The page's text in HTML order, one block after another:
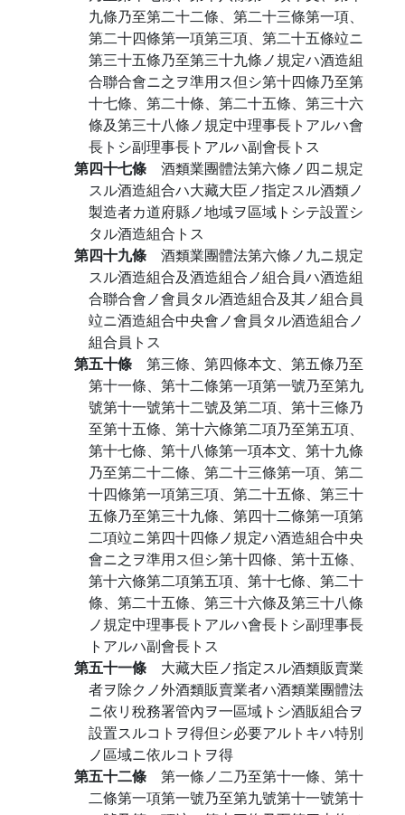
九條乃至第二十二條、第二十三條第一項、
第二十四條第一項第三項、第二十五條竝ニ
第三十五條乃至第三十九條ノ規定ハ酒造組
合聯合會ニ之ヲ準用ス但シ第十四條乃至第
十七條、第二十條、第二十五條、第三十六
條及第三十八條ノ規定中理事長トアルハ會
長トシ副理事長トアルハ副會長トス
第四十七條 酒類業團體法第六條ノ四ニ規定
スル酒造組合ハ大藏大臣ノ指定スル酒類ノ
製造者カ道府縣ノ地域ヲ區域トシテ設置シ
タル酒造組合トス
第四十九條 酒類業團體法第六條ノ九ニ規定
スル酒造組合及酒造組合ノ組合員ハ酒造組
合聯合會ノ會員タル酒造組合及其ノ組合員
竝ニ酒造組合中央會ノ會員タル酒造組合ノ
組合員トス
第五十條 第三條、第四條本文、第五條乃至
第十一條、第十二條第一項第一號乃至第九
號第十一號第十二號及第二項、第十三條乃
至第十五條、第十六條第二項乃至第五項、
第十七條、第十八條第一項本文、第十九條
乃至第二十二條、第二十三條第一項、第二
十四條第一項第三項、第二十五條、第三十
五條乃至第三十九條、第四十二條第一項第
二項竝ニ第四十四條ノ規定ハ酒造組合中央
會ニ之ヲ準用ス但シ第十四條、第十五條、
第十六條第二項第五項、第十七條、第二十
條、第二十五條、第三十六條及第三十八條
ノ規定中理事長トアルハ會長トシ副理事長
トアルハ副會長トス
第五十一條 大藏大臣ノ指定スル酒類販賣業
者ヲ除クノ外酒類販賣業者ハ酒類業團體法
ニ依リ稅務署管內ヲ一區域トシ酒販組合ヲ
設置スルコトヲ得但シ必要アルトキハ特別
ノ區域ニ依ルコトヲ得
第五十二條 第一條ノ二乃至第十一條、第十
二條第一項第一號乃至第九號第十一號第十